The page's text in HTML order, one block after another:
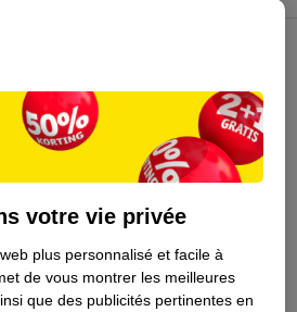
votre vie privée
plus personnalisé et facile à
de vous montrer les meilleures
que des publicités pertinentes en